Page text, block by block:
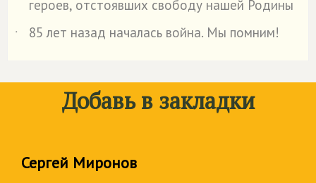
героев, отстоявших свободу нашей Родины
˙
85 лет назад началась война. Мы помним!
Добавь в закладки
Сергей Миронов